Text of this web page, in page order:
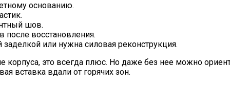
основанию.
шов.
после восстановления.
или нужна силовая реконструкция.
корпуса, это всегда плюс. Но даже без нее можно
вставка вдали от горячих зон.